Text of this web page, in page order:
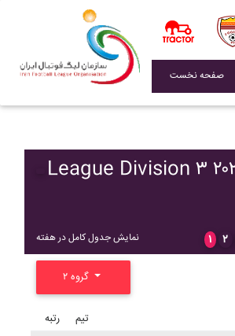
صفحه نخست
نمایش جدول کامل در هفته ۱ ۲
رتبه تیم